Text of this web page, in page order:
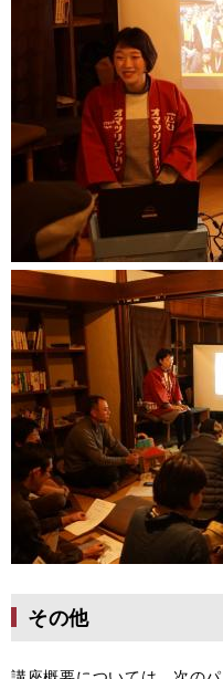
その他